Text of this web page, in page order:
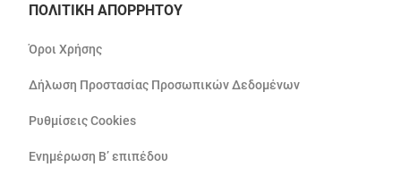
ΠΟΛΙΤΙΚΗ ΑΠΟΡΡΗΤΟΥ
Όροι Χρήσης
Δήλωση Προστασίας Προσωπικών Δεδομένων
Ρυθμίσεις Cookies
Ενημέρωση Β’ επιπέδου